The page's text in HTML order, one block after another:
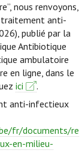
nous renvoyons,
traitement anti-
publié par la
Antibiotique
ambulatoire
en ligne, dans le
ici
.
anti-infectieux
fr/documents/re
en-milieu-